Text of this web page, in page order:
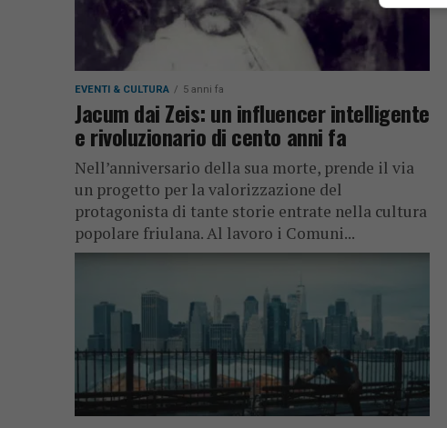
EVENTI & CULTURA 5 anni fa
Jacum dai Zeis: un influencer intelligente
e rivoluzionario di cento anni fa
Nell’anniversario della sua morte, prende il via
un progetto per la valorizzazione del
protagonista di tante storie entrate nella cultura
popolare friulana. Al lavoro i Comuni...